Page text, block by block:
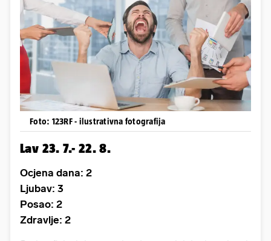
Foto: 123RF - ilustrativna fotografija
Lav 23. 7.- 22. 8.
Ocjena dana: 2
Ljubav: 3
Posao: 2
Zdravlje: 2